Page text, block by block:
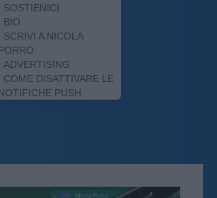
SOSTIENICI
BIO
SCRIVI A NICOLA
ADVERTISING
COME DISATTIVARE LE
PUSH